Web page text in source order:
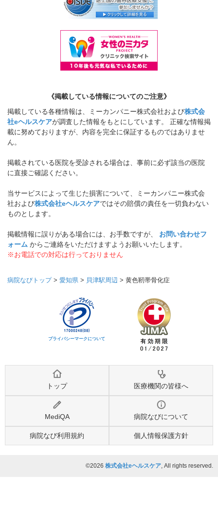
《掲載している情報についてのご注意》
掲載している各種情報は、ミーカンパニー株式会社および株式会
社eヘルスケアが調査した情報をもとにしています。 正確な情報掲
載に努めておりますが、内容を完全に保証するものではありませ
ん。
掲載されている医院を受診される場合は、事前に必ず該当の医院
に直接ご確認ください。
当サービスによって生じた損害について、ミーカンパニー株式会
社および株式会社eヘルスケアではその賠償の責任を一切負わない
ものとします。
掲載情報に誤りがある場合には、お手数ですが、 お問い合わせフ
ォーム からご連絡をいただけますようお願いいたします。
※お電話での対応は行っておりません
病院なびトップ> 愛知県 > 貝津駅周辺 > 黄色靭帯骨化症
プライバシーマークについて
トップ 医療機関の皆様へ
MediQA 病院なびについて
病院なび利用規約 個人情報保護方針
©2026 株式会社eヘルスケア, All rights reserved.